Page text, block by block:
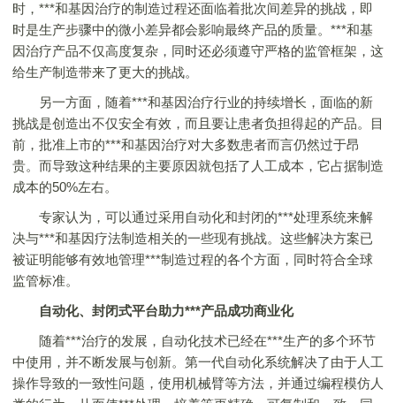
时，***和基因治疗的制造过程还面临着批次间差异的挑战，即
时是生产步骤中的微小差异都会影响最终产品的质量。***和基
因治疗产品不仅高度复杂，同时还必须遵守严格的监管框架，这
给生产制造带来了更大的挑战。
另一方面，随着***和基因治疗行业的持续增长，面临的新
挑战是创造出不仅安全有效，而且要让患者负担得起的产品。目
前，批准上市的***和基因治疗对大多数患者而言仍然过于昂
贵。而导致这种结果的主要原因就包括了人工成本，它占据制造
成本的50%左右。
专家认为，可以通过采用自动化和封闭的***处理系统来解
决与***和基因疗法制造相关的一些现有挑战。这些解决方案已
被证明能够有效地管理***制造过程的各个方面，同时符合全球
监管标准。
自动化、封闭式平台助力***产品成功商业化
随着***治疗的发展，自动化技术已经在***生产的多个环节
中使用，并不断发展与创新。第一代自动化系统解决了由于人工
操作导致的一致性问题，使用机械臂等方法，并通过编程模仿人